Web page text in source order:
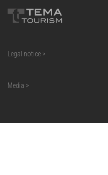
Legal notice >
Media >